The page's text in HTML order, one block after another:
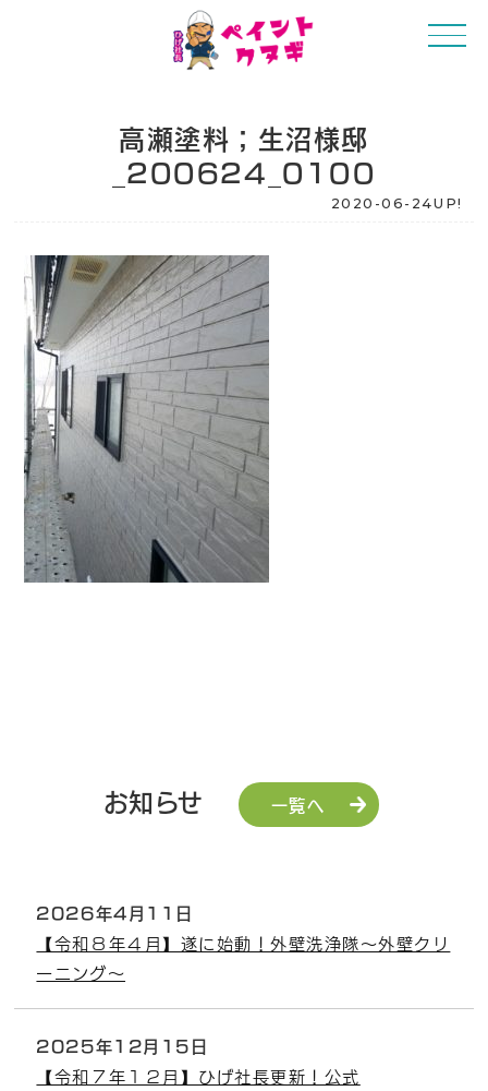
高瀬塗料；生沼様邸
_200624_0100
2020-06-24UP!
お知らせ 一覧へ
2026年4月11日
【令和８年４月】遂に始動！外壁洗浄隊～外壁クリ
ーニング～
2025年12月15日
【令和７年１２月】ひげ社長更新！公式